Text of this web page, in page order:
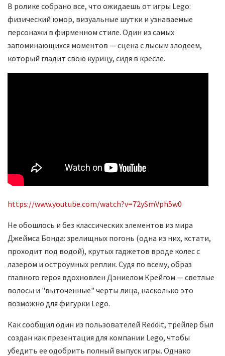
В ролике собрано все, что ожидаешь от игры Lego:
физический юмор, визуальные шутки и узнаваемые
персонажи в фирменном стиле. Один из самых
запоминающихся моментов — сцена с лысым злодеем,
который гладит свою курицу, сидя в кресле.
https://www.youtube.com/watch?v=72ySmVph5w0
Не обошлось и без классических элементов из мира
Джеймса Бонда: зрелищных погонь (одна из них, кстати,
проходит под водой), крутых гаджетов вроде колес с
лазером и остроумных реплик. Судя по всему, образ
главного героя вдохновлен Дэниелом Крейгом — светлые
волосы и "выточенные" черты лица, насколько это
возможно для фигурки Lego.
Как сообщил один из пользователей Reddit, трейлер был
создан как презентация для компании Lego, чтобы
убедить ее одобрить полный выпуск игры. Однако